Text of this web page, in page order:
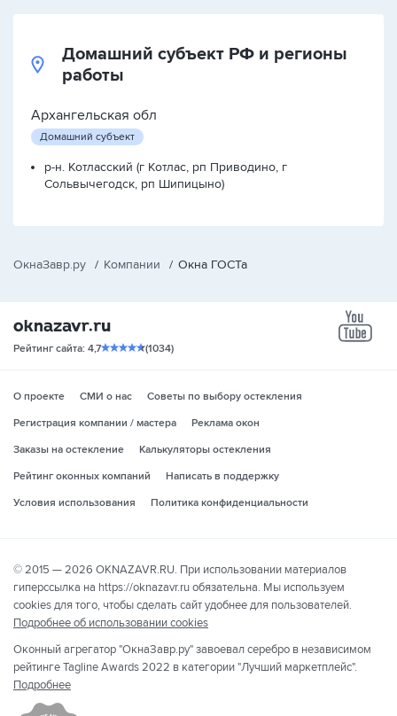
Домашний субъект РФ и регионы
работы
Архангельская обл
Домашний субъект
р-н. Котласский (г Котлас, рп Приводино, г
Сольвычегодск, рп Шипицыно)
ОкнаЗавр.ру / Компании / Окна ГОСТа
Рейтинг сайта: 4,7 (1034)
О проекте СМИ о нас
Советы по выбору остекления
Регистрация компании / мастера
Реклама окон
Заказы на остекление
Калькуляторы остекления
Рейтинг оконных компаний
Написать в поддержку
Условия использования
Политика конфиденциальности
© 2015 — 2026 OKNAZAVR.RU. При использовании материалов
гиперссылка на https://oknazavr.ru обязательна. Мы используем
cookies для того, чтобы сделать сайт удобнее для пользователей.
Подробнее об использовании cookies
Оконный агрегатор "ОкнаЗавр.ру" завоевал серебро в независимом
рейтинге Tagline Awards 2022 в категории "Лучший маркетплейс".
Подробнее